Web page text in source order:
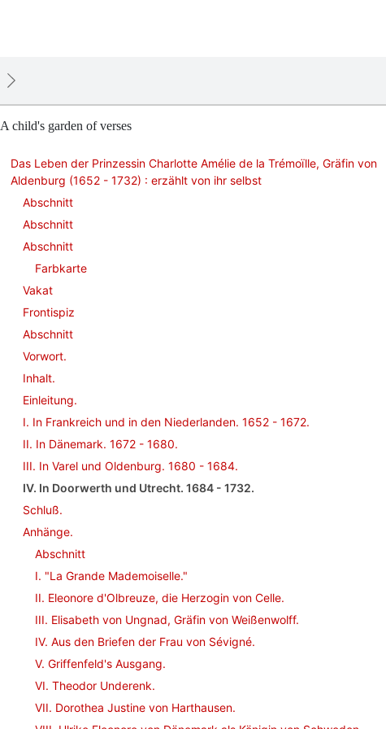
A child's garden of verses
Das Leben der Prinzessin Charlotte Amélie de la Trémoïlle, Gräfin von
Aldenburg (1652 - 1732) : erzählt von ihr selbst
Abschnitt
Abschnitt
Abschnitt
Farbkarte
Vakat
Frontispiz
Abschnitt
Vorwort.
Inhalt.
Einleitung.
I. In Frankreich und in den Niederlanden. 1652 - 1672.
II. In Dänemark. 1672 - 1680.
III. In Varel und Oldenburg. 1680 - 1684.
IV. In Doorwerth und Utrecht. 1684 - 1732.
Schluß.
Anhänge.
Abschnitt
I. "La Grande Mademoiselle."
II. Eleonore d'Olbreuze, die Herzogin von Celle.
III. Elisabeth von Ungnad, Gräfin von Weißenwolff.
IV. Aus den Briefen der Frau von Sévigné.
V. Griffenfeld's Ausgang.
VI. Theodor Underenk.
VII. Dorothea Justine von Harthausen.